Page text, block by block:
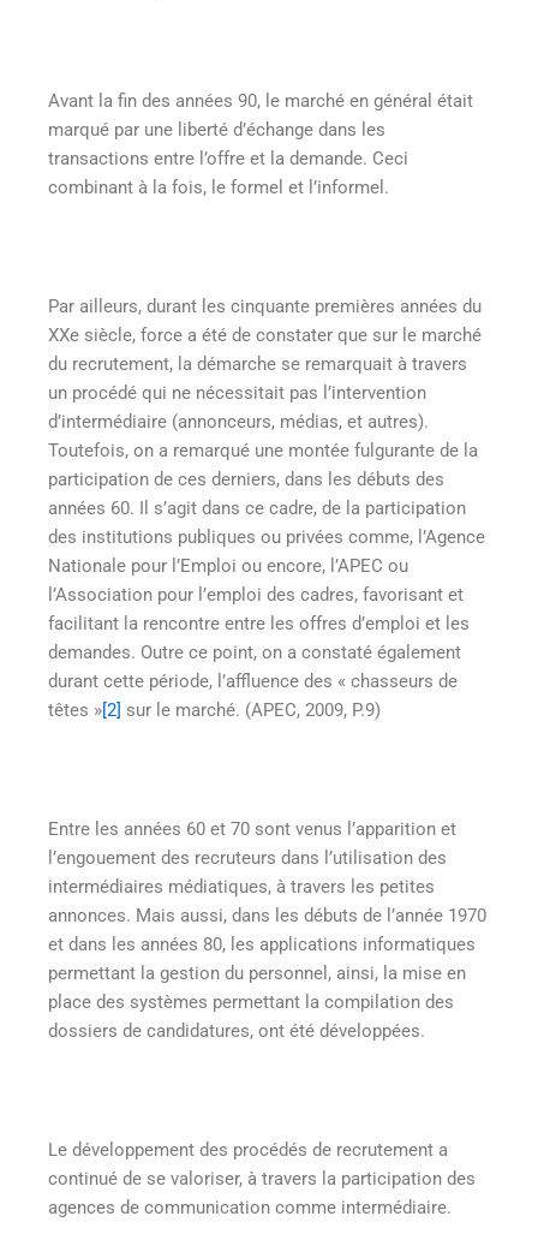
Avant la fin des années 90, le marché en général était
marqué par une liberté d’échange dans les
transactions entre l’offre et la demande. Ceci
combinant à la fois, le formel et l’informel.
Par ailleurs, durant les cinquante premières années du
XXe siècle, force a été de constater que sur le marché
du recrutement, la démarche se remarquait à travers
un procédé qui ne nécessitait pas l’intervention
d’intermédiaire (annonceurs, médias, et autres).
Toutefois, on a remarqué une montée fulgurante de la
participation de ces derniers, dans les débuts des
années 60. Il s’agit dans ce cadre, de la participation
des institutions publiques ou privées comme, l’Agence
Nationale pour l’Emploi ou encore, l’APEC ou
l’Association pour l’emploi des cadres, favorisant et
facilitant la rencontre entre les offres d’emploi et les
demandes. Outre ce point, on a constaté également
durant cette période, l’affluence des « chasseurs de
têtes »[2] sur le marché. (APEC, 2009, P.9)
Entre les années 60 et 70 sont venus l’apparition et
l’engouement des recruteurs dans l’utilisation des
intermédiaires médiatiques, à travers les petites
annonces. Mais aussi, dans les débuts de l’année 1970
et dans les années 80, les applications informatiques
permettant la gestion du personnel, ainsi, la mise en
place des systèmes permettant la compilation des
dossiers de candidatures, ont été développées.
Le développement des procédés de recrutement a
continué de se valoriser, à travers la participation des
agences de communication comme intermédiaire.